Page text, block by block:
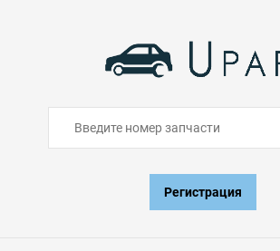
Регистрация